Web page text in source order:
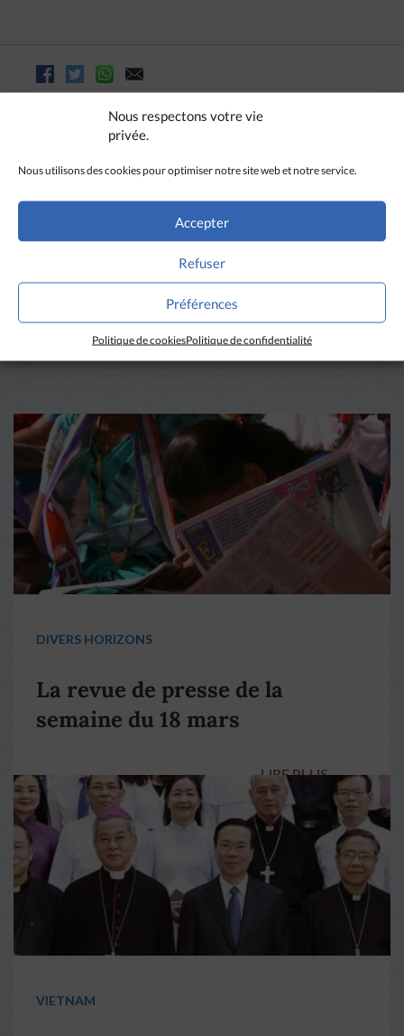
Nous respectons votre vie
privée.
Nous utilisons des cookies pour optimiser notre site web et notre service.
Accepter
Refuser
Préférences
Politique de cookiesPolitique de confidentialité
A LIRE AUSSI
DIVERS HORIZONS
La revue de presse de la
semaine du 18 mars
LIRE PLUS →
VIETNAM